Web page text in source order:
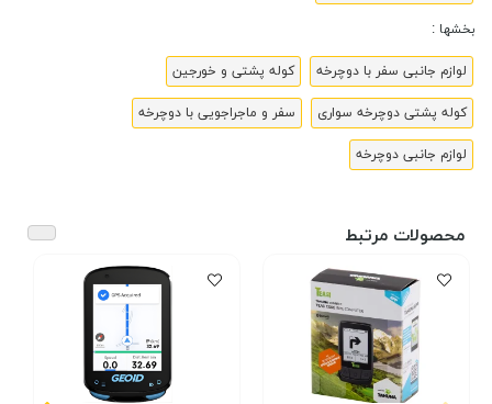
بخشها :
لوازم جانبی سفر با دوچرخه کوله پشتی و خورجین
کوله پشتی دوچرخه سواری سفر و ماجراجویی با دوچرخه
لوازم جانبی دوچرخه
محصولات مرتبط